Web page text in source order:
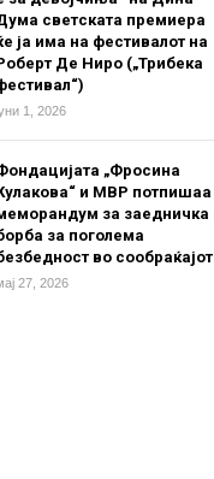
светската премиера
ја има на фестивалот на
Де Ниро („Трибека
1, 2026
„Фросина
и МВР потпишаа
за заедничка
за поголема
во сообраќајот
27, 2026